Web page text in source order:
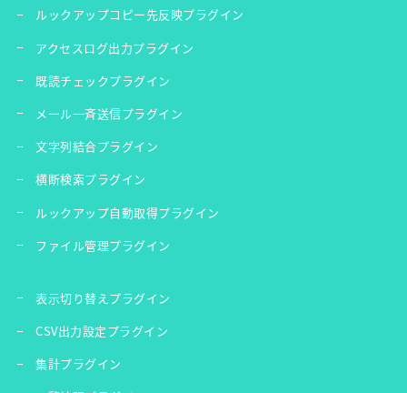
ルックアップコピー先反映プラグイン
アクセスログ出力プラグイン
既読チェックプラグイン
メール一斉送信プラグイン
文字列結合プラグイン
横断検索プラグイン
ルックアップ自動取得プラグイン
ファイル管理プラグイン
表示切り替えプラグイン
CSV出力設定プラグイン
集計プラグイン